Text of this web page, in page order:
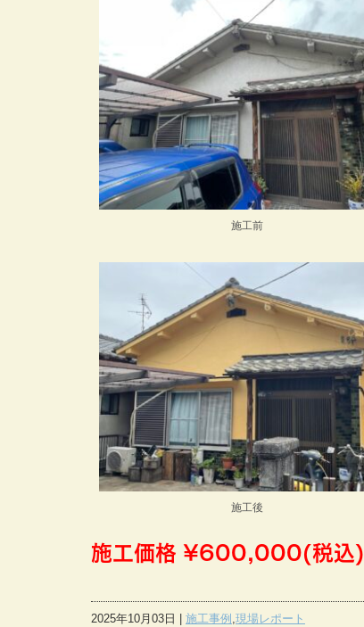
施工前
施工後
施工価格 ¥600,000(税込)
2025年10月03日 | 施工事例 現場レポート